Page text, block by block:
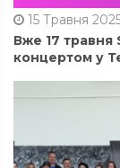
15 Травня
Вже 17 травня
концертом у